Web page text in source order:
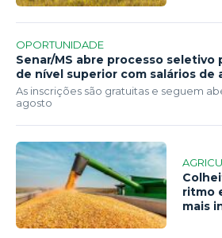
OPORTUNIDADE
Senar/MS abre processo seletivo
de nível superior com salários de
As inscrições são gratuitas e seguem
agosto
ritmo
mais